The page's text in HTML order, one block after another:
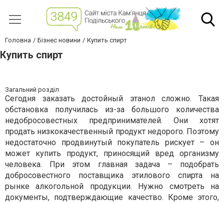
Головна Бізнес новини Купить спирт
Купить спирт
Загальний розділ
Сегодня заказать достойный этанол сложно. Такая
обстановка получилась из-за большого количества
недобросовестных предпринимателей. Они хотят
продать низкокачественный продукт недорого. Поэтому
недостаточно продвинутый покупатель рискует – он
может купить продукт, приносящий вред организму
человека. При этом главная задача – подобрать
добросовестного поставщика этилового спирта на
рынке алкогольной продукции. Нужно смотреть на
документы, подтверждающие качество. Кроме этого,